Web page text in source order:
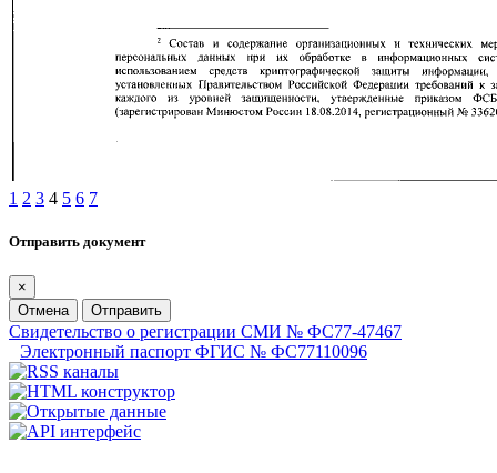
1 2 3 4 5 6 7
Отправить документ
×
Отмена
Отправить
Свидетельство о регистрации СМИ № ФС77-47467
Электронный паспорт ФГИС № ФС77110096